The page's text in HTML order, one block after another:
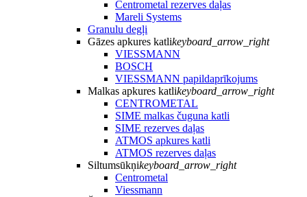
Centrometal rezerves daļas
Mareli Systems
Granulu degļi
Gāzes apkures katlikeyboard_arrow_right
VIESSMANN
BOSCH
VIESSMANN papildaprīkojums
Malkas apkures katlikeyboard_arrow_right
CENTROMETAL
SIME malkas čuguna katli
SIME rezerves daļas
ATMOS apkures katli
ATMOS rezerves daļas
Siltumsūkņikeyboard_arrow_right
Centrometal
Viessmann